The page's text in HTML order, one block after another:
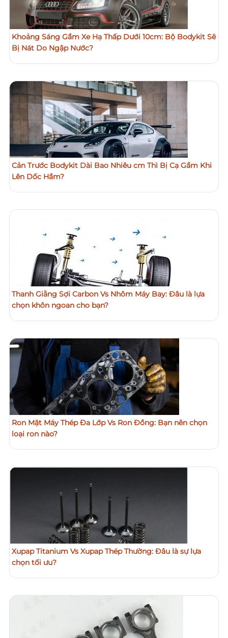
Khoảng Sáng Gầm Xe Hạ Thấp Dưới 10cm: Bộ Bodykit Sẽ
Bị Nát Do Ngập Nước?
Cản Trước Bodykit Dài Bao Nhiêu cm Thì Bị Cạ Gầm Khi
Lên Dốc Hầm?
Thanh Giằng Sợi Carbon Vs Nhôm Máy Bay: Đâu là lựa
chọn khôn ngoan cho bạn?
Ron Mặt Máy Thép Đa Lớp Vs Ron Đồng: Bạn nên chọn
loại ron nào?
Xupap Titanium Vs Xupap Thép Thường: Đâu là sự lựa
chọn tối ưu?